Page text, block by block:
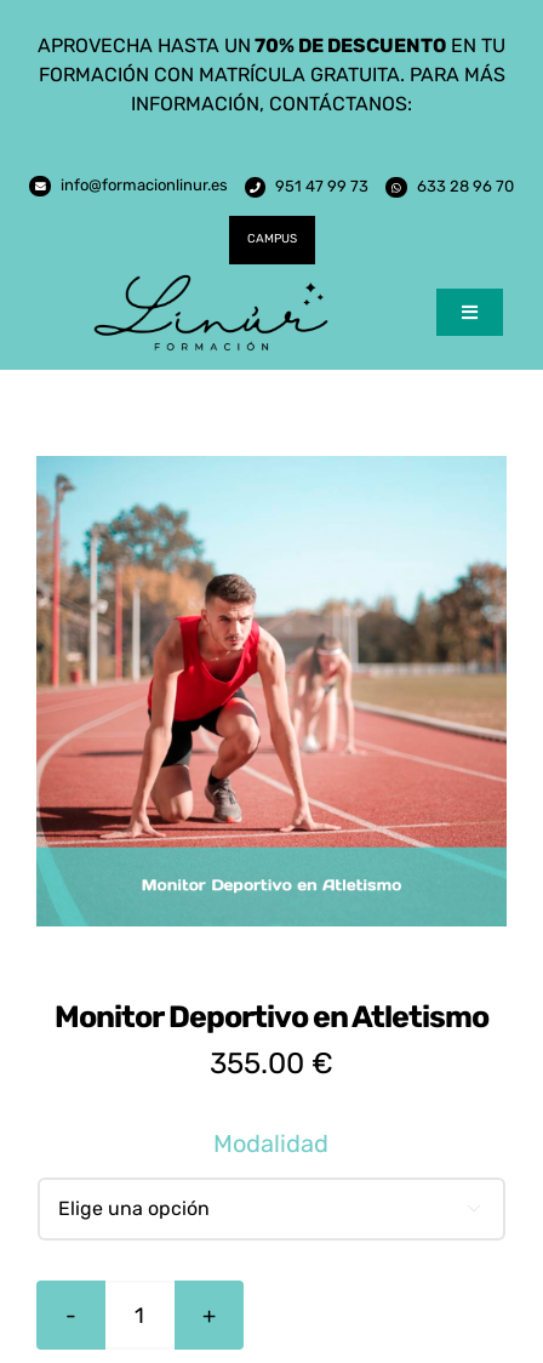
contenido
APROVECHA HASTA UN 70% DE DESCUENTO EN TU
FORMACIÓN CON MATRÍCULA GRATUITA. PARA MÁS
INFORMACIÓN, CONTÁCTANOS:
info@formacionlinur.es 951 47 99 73 633 28 96 70
CAMPUS
Toggle
Inicio
Ciclos Formativos
Certificados de Profesionalidad
Contacto
Monitor Deportivo en Atletismo
355.00 €
Modalidad
Monitor